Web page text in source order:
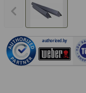
Vorheriges Bild
authorized.by